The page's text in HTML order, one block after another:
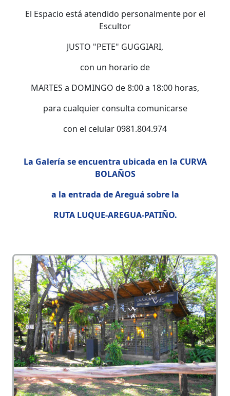
El Espacio está atendido personalmente por el
Escultor
JUSTO "PETE" GUGGIARI,
con un horario de
MARTES a DOMINGO de 8:00 a 18:00 horas,
para cualquier consulta comunicarse
con el celular 0981.804.974
La Galería se encuentra ubicada en la CURVA
BOLAÑOS
a la entrada de Areguá sobre la
RUTA LUQUE-AREGUA-PATIÑO.